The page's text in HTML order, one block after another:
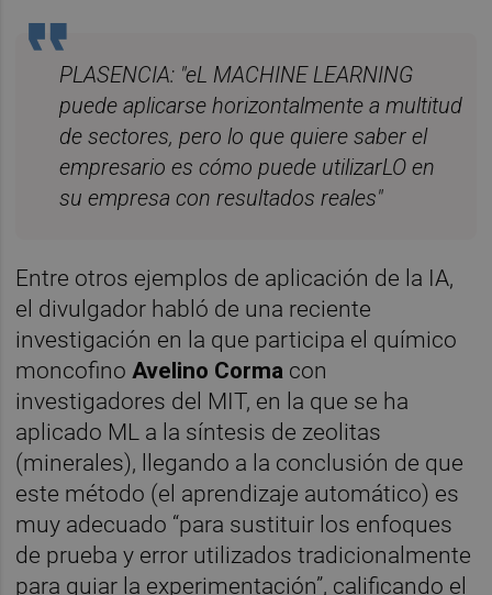
PLASENCIA: "eL MACHINE LEARNING
puede aplicarse horizontalmente a multitud
de sectores, pero lo que quiere saber el
empresario es cómo puede utilizarLO en
su empresa con resultados reales"
Entre otros ejemplos de aplicación de la IA,
el divulgador habló de una reciente
investigación en la que participa el químico
moncofino Avelino Corma con
investigadores del MIT, en la que se ha
aplicado ML a la síntesis de zeolitas
(minerales), llegando a la conclusión de que
este método (el aprendizaje automático) es
muy adecuado “para sustituir los enfoques
de prueba y error utilizados tradicionalmente
para guiar la experimentación”, calificando el